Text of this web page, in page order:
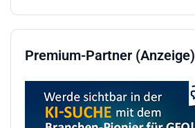
Premium-Partner (Anzeige)